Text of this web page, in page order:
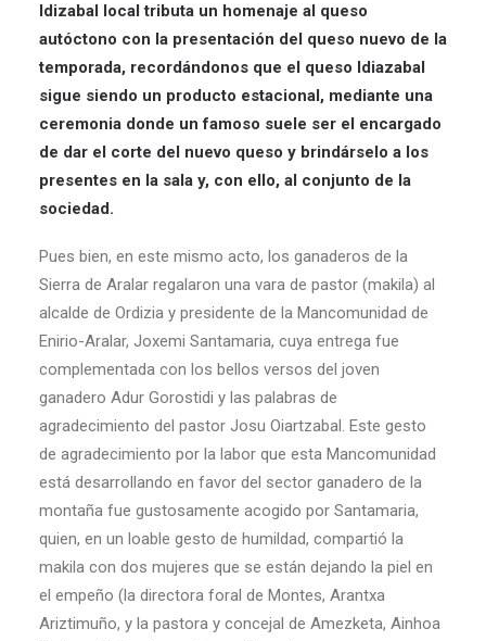
Idizabal local tributa un homenaje al queso
autóctono con la presentación del queso nuevo de la
temporada, recordándonos que el queso Idiazabal
sigue siendo un producto estacional, mediante una
ceremonia donde un famoso suele ser el encargado
de dar el corte del nuevo queso y brindárselo a los
presentes en la sala y, con ello, al conjunto de la
sociedad.
Pues bien, en este mismo acto, los ganaderos de la
Sierra de Aralar regalaron una vara de pastor (makila) al
alcalde de Ordizia y presidente de la Mancomunidad de
Enirio-Aralar, Joxemi Santamaria, cuya entrega fue
complementada con los bellos versos del joven
ganadero Adur Gorostidi y las palabras de
agradecimiento del pastor Josu Oiartzabal. Este gesto
de agradecimiento por la labor que esta Mancomunidad
está desarrollando en favor del sector ganadero de la
montaña fue gustosamente acogido por Santamaria,
quien, en un loable gesto de humildad, compartió la
makila con dos mujeres que se están dejando la piel en
el empeño (la directora foral de Montes, Arantxa
Ariztimuño, y la pastora y concejal de Amezketa, Ainhoa